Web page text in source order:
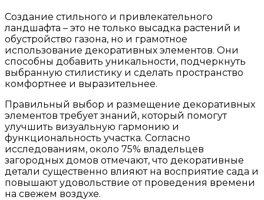
Создание стильного и привлекательного
ландшафта – это не только высадка растений и
обустройство газона, но и грамотное
использование декоративных элементов. Они
способны добавить уникальности, подчеркнуть
выбранную стилистику и сделать пространство
комфортнее и выразительнее.
Правильный выбор и размещение декоративных
элементов требует знаний, который помогут
улучшить визуальную гармонию и
функциональность участка. Согласно
исследованиям, около 75% владельцев
загородных домов отмечают, что декоративные
детали существенно влияют на восприятие сада и
повышают удовольствие от проведения времени
на свежем воздухе.